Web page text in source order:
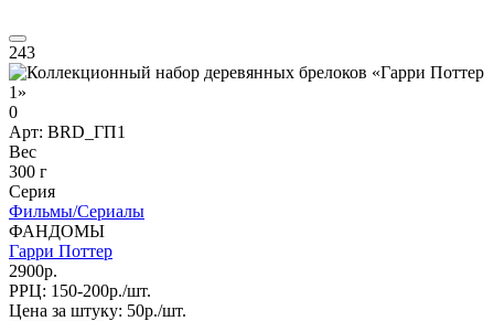
243
0
Арт: BRD_ГП1
Вес
300 г
Серия
Фильмы/Сериалы
ФАНДОМЫ
Гарри Поттер
2900р.
РРЦ: 150-200р./шт.
Цена за штуку: 50р./шт.